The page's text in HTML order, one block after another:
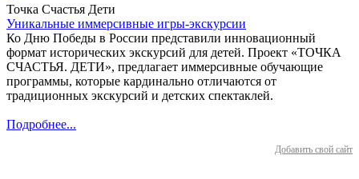
Точка Счастья Дети
Уникальные иммерсивные игры-экскурсии
Ко Дню Победы в России представили инновационный
формат исторических экскурсий для детей. Проект «ТОЧКА
СЧАСТЬЯ. ДЕТИ», предлагает иммерсивные обучающие
программы, которые кардинально отличаются от
традиционных экскурсий и детских спектаклей.
Подробнее...
Добавить свой сайт